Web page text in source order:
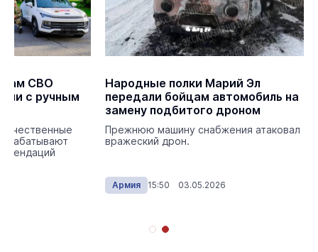
СВО
с ручным
Народные полки Марий Эл
передали бойцам автомобиль на
замену подбитого дроном
Прежнюю машину снабжения атаковал
вражеский дрон.
Армия 15:50 03.05.2026